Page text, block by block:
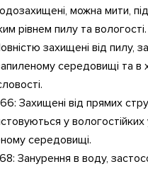
можна мити,
рівнем пилу та вологості.
захищені від пилу,
середовищі та в
Захищені від прямих
у
середовищі.
Занурення в воду,